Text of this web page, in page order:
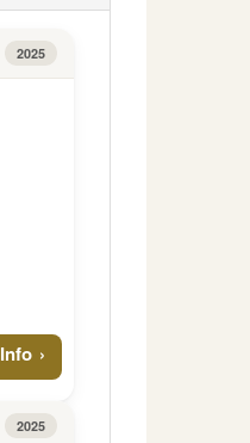
2025
Info
2025